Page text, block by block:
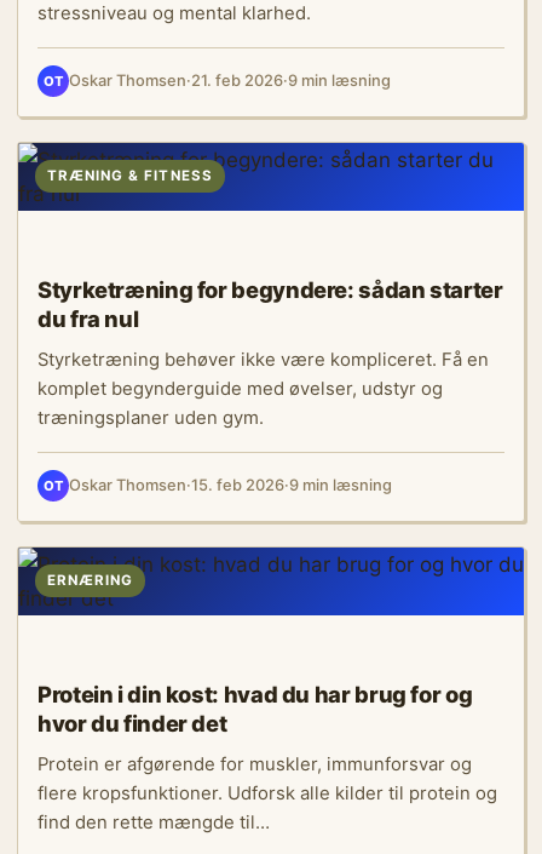
stressniveau og mental klarhed.
OT Oskar Thomsen·21. feb 2026·9 min læsning
TRÆNING & FITNESS
Styrketræning for begyndere: sådan starter
du fra nul
Styrketræning behøver ikke være kompliceret. Få en
komplet begynderguide med øvelser, udstyr og
træningsplaner uden gym.
OT Oskar Thomsen·15. feb 2026·9 min læsning
ERNÆRING
Protein i din kost: hvad du har brug for og
hvor du finder det
Protein er afgørende for muskler, immunforsvar og
flere kropsfunktioner. Udforsk alle kilder til protein og
find den rette mængde til…